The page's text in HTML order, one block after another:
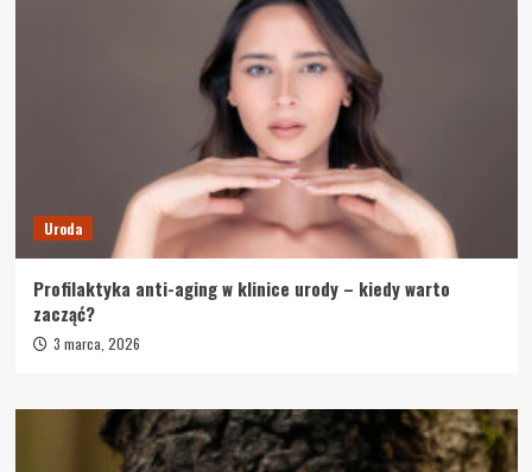
Uroda
Profilaktyka anti-aging w klinice urody – kiedy warto
zacząć?
3 marca, 2026